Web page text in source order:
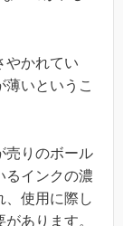
やかれてい
いというこ
売りのボール
るインクの濃
、使用に際し
あります。